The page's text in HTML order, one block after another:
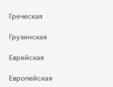
Греческая
Грузинская
Еврейская
Европейская